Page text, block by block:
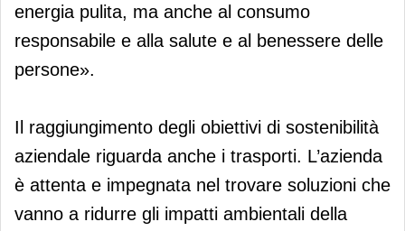
energia pulita, ma anche al consumo
responsabile e alla salute e al benessere delle
persone».
Il raggiungimento degli obiettivi di sostenibilità
aziendale riguarda anche i trasporti. L’azienda
è attenta e impegnata nel trovare soluzioni che
vanno a ridurre gli impatti ambientali della